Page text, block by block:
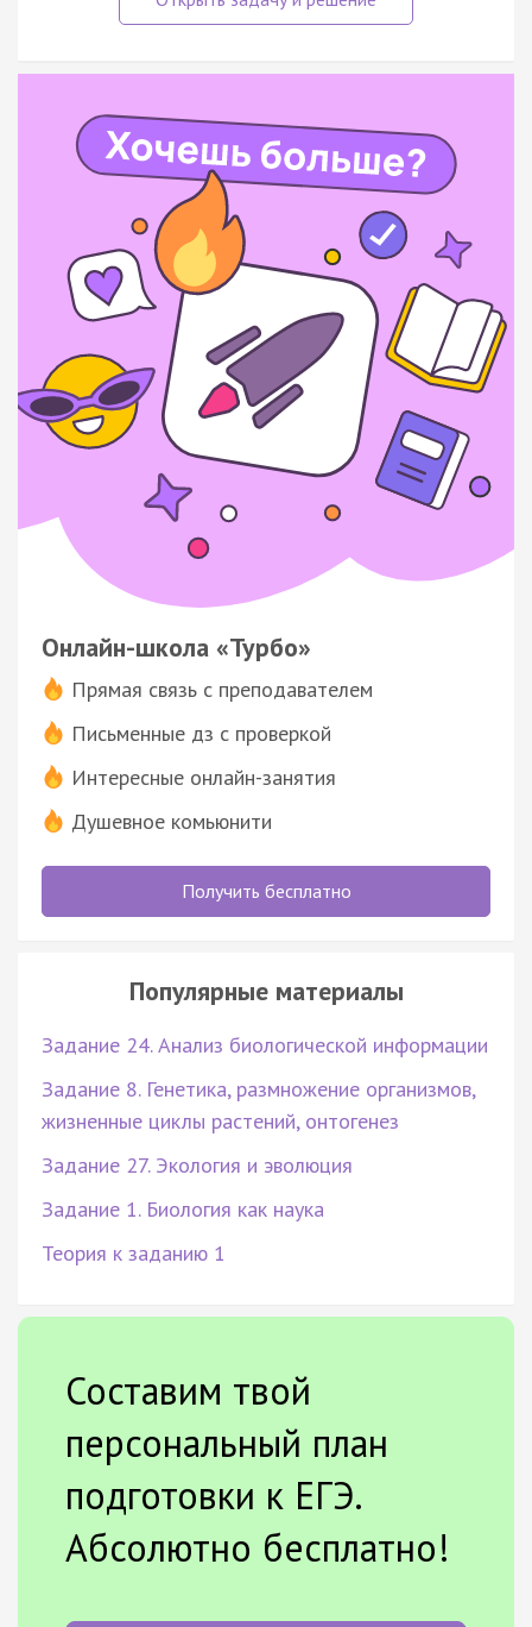
Онлайн-школа «Турбо»
Прямая связь с преподавателем
Письменные дз с проверкой
Интересные онлайн-занятия
Душевное комьюнити
Получить бесплатно
Популярные материалы
Задание 24. Анализ биологической информации
Задание 8. Генетика, размножение организмов,
жизненные циклы растений, онтогенез
Задание 27. Экология и эволюция
Задание 1. Биология как наука
Теория к заданию 1
Составим твой
персональный план
подготовки к ЕГЭ.
Абсолютно бесплатно!